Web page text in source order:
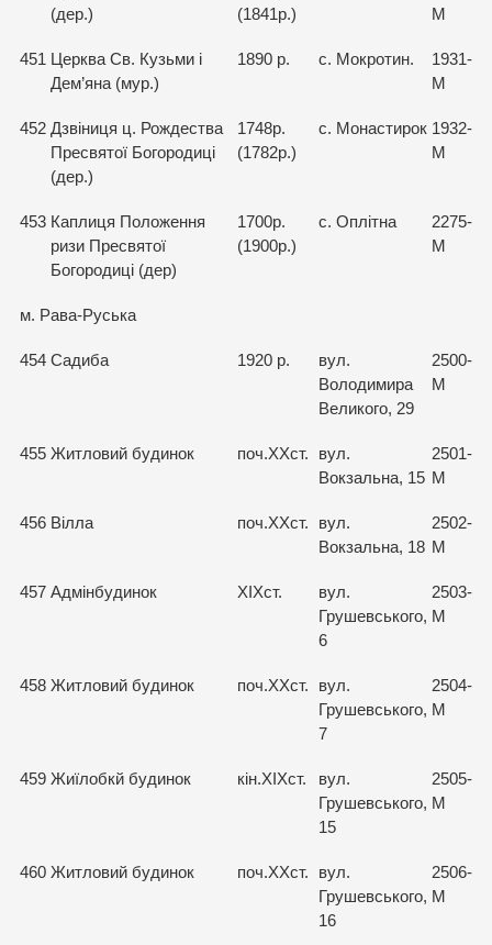
(дер.)
(1841р.)
М
451 Церква Св. Кузьми і
Дем’яна (мур.)
1890 р. с. Мокротин.
1931-
М
452 Дзвіниця ц. Рождества
Пресвятої Богородиці
(дер.)
1748р.
(1782р.)
с. Монастирок 1932-
М
453 Каплиця Положення
ризи Пресвятої
Богородиці (дер)
1700р.
(1900р.)
с. Оплітна
2275-
М
м. Рава-Руська
454 Садиба 1920 р.
вул.
Володимира
Великого, 29
2500-
М
455 Житловий будинок поч.ХХст.
вул.
Вокзальна, 15
2501-
М
456 Вілла поч.ХХст.
вул.
Вокзальна, 18
2502-
М
457 Адмінбудинок ХІХст.
вул.
Грушевського,
6
2503-
М
458 Житловий будинок поч.ХХст.
вул.
Грушевського,
7
2504-
М
459 Жиїлобкй будинок кін.ХІХст.
вул.
Грушевського,
15
2505-
М
460 Житловий будинок поч.ХХст.
вул.
Грушевського,
16
2506-
М